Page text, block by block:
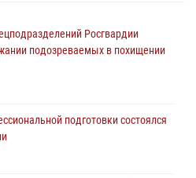
Росгвардии
подозреваемых в похищении
подготовки состоялся